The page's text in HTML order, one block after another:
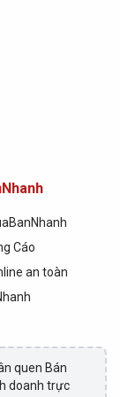
Cáo
an toàn
quen Bán
doanh trực